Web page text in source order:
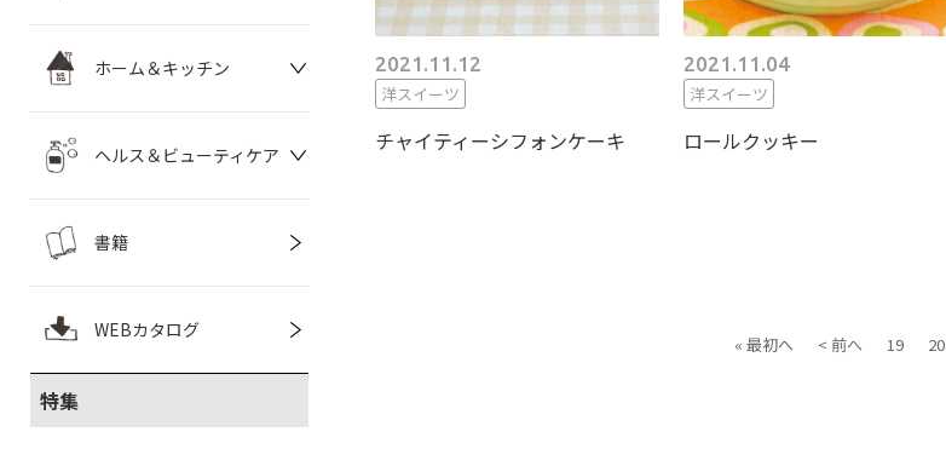
ホーム＆キッチン
ヘルス＆ビューティケア
書籍
WEBカタログ
特集
2021.11.12
洋スイーツ
チャイティーシフォンケーキ
2021.11.04
洋スイーツ
ロールクッキー
« 最初へ < 前へ 19 20